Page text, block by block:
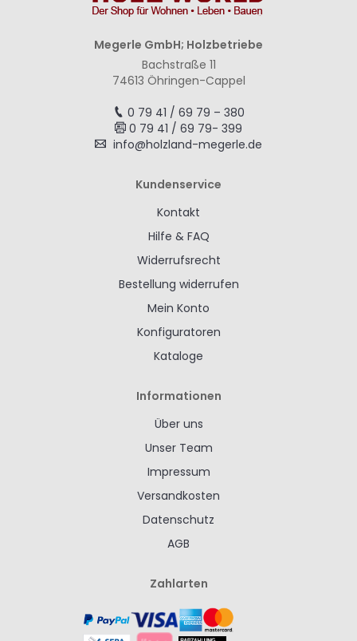
Megerle GmbH; Holzbetriebe
Bachstraße 11
74613 Öhringen-Cappel
0 79 41 / 69 79 – 380
0 79 41 / 69 79- 399
info@holzland-megerle.de
Kundenservice
Kontakt
Hilfe & FAQ
Widerrufsrecht
Bestellung widerrufen
Mein Konto
Konfiguratoren
Kataloge
Informationen
Über uns
Unser Team
Impressum
Versandkosten
Datenschutz
AGB
Zahlarten